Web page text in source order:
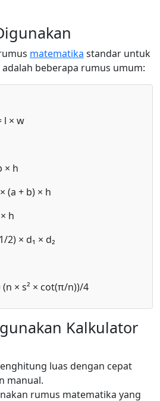
matematika standar untuk
beberapa rumus umum:
l × w
× h
(a + b) × h
h
2) × d₁ × d₂
(n × s² × cot(π/n))/4
Kalkulator
luas dengan cepat
manual.
rumus matematika yang